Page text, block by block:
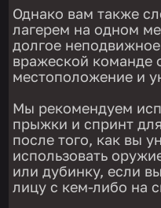
Однако вам также
лагерем на одном
долгое
вражеской команде
местоположение и
Мы рекомендуем
прыжки и спринт
после того, как вы
использовать
или дубинку, если
лицу с кем-либо на